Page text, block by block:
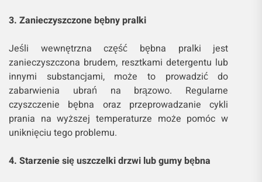
3. Zanieczyszczone bębny pralki
Jeśli wewnętrzna część bębna pralki jest
zanieczyszczona brudem, resztkami detergentu lub
innymi substancjami, może to prowadzić do
zabarwienia ubrań na brązowo. Regularne
czyszczenie bębna oraz przeprowadzanie cykli
prania na wyższej temperaturze może pomóc w
uniknięciu tego problemu.
4. Starzenie się uszczelki drzwi lub gumy bębna